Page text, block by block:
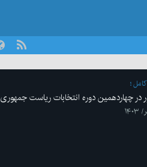
چهاردهمین دوره انتخابات ریاست جمهوری